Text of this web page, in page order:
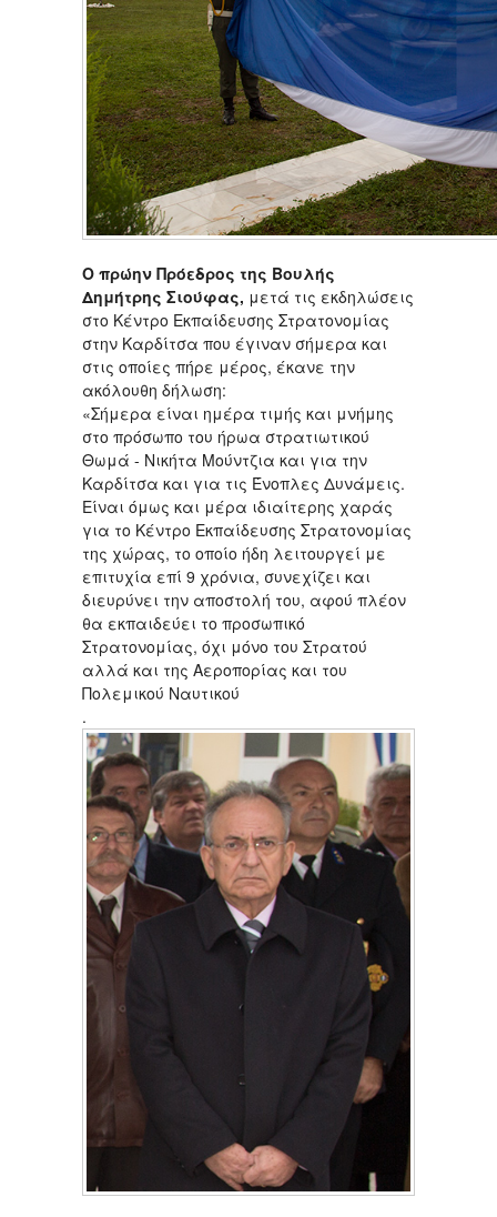
Ο πρώην Πρόεδρος της Βουλής
Δημήτρης Σιούφας, μετά τις εκδηλώσεις
στο Κέντρο Εκπαίδευσης Στρατονομίας
στην Καρδίτσα που έγιναν σήμερα και
στις οποίες πήρε μέρος, έκανε την
ακόλουθη δήλωση:
«Σήμερα είναι ημέρα τιμής και μνήμης
στο πρόσωπο του ήρωα στρατιωτικού
Θωμά - Νικήτα Μούντζια και για την
Καρδίτσα και για τις Ένοπλες Δυνάμεις.
Είναι όμως και μέρα ιδιαίτερης χαράς
για το Κέντρο Εκπαίδευσης Στρατονομίας
της χώρας, το οποίο ήδη λειτουργεί με
επιτυχία επί 9 χρόνια, συνεχίζει και
διευρύνει την αποστολή του, αφού πλέον
θα εκπαιδεύει το προσωπικό
Στρατονομίας, όχι μόνο του Στρατού
αλλά και της Αεροπορίας και του
Πολεμικού Ναυτικού
.